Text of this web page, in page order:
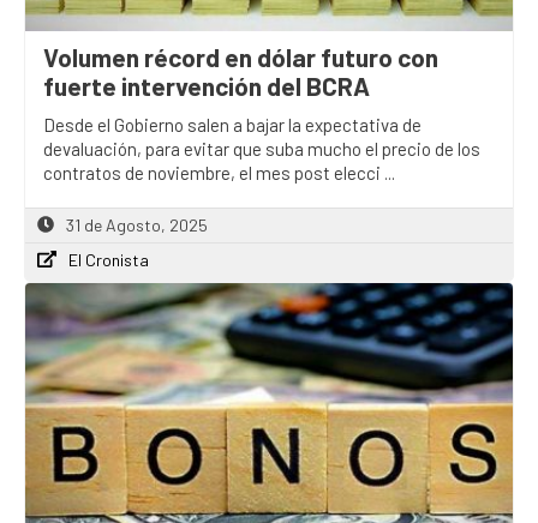
Volumen récord en dólar futuro con
fuerte intervención del BCRA
Desde el Gobierno salen a bajar la expectativa de
devaluación, para evitar que suba mucho el precio de los
contratos de noviembre, el mes post elecci ...
31 de Agosto, 2025
El Cronista